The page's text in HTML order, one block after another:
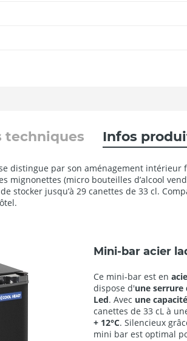
techniques Infos
distingue par son aménagement intérieur
mignonettes (micro bouteilles d’alcool
stocker jusqu’à 29 canettes de 33 cl.
Mini-bar acier
Ce mini-bar est en
dispose d'une serrure
Led. Avec une
canettes de 33 cL à
+ 12°C. Silencieux
mini bar est optimal